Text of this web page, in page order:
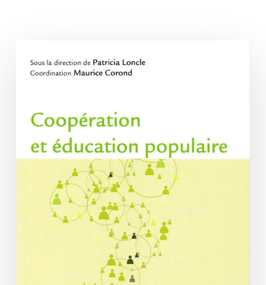
coopération,
composante
populaire